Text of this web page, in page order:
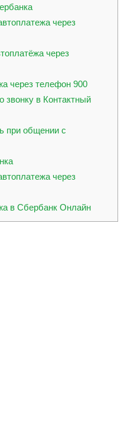
через
через
через телефон 900
звонку в Контактный
при общении с
через
в Сбербанк Онлайн